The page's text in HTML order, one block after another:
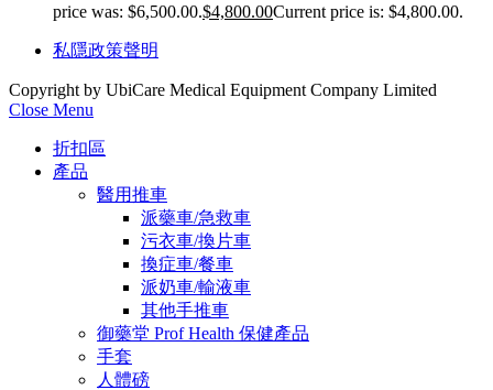
price was: $6,500.00.$4,800.00Current price is: $4,800.00.
私隱政策聲明
Copyright by UbiCare Medical Equipment Company Limited
Close Menu
折扣區
產品
醫用推車
派藥車/急救車
污衣車/換片車
換症車/餐車
派奶車/輸液車
其他手推車
御藥堂 Prof Health 保健產品
手套
人體磅